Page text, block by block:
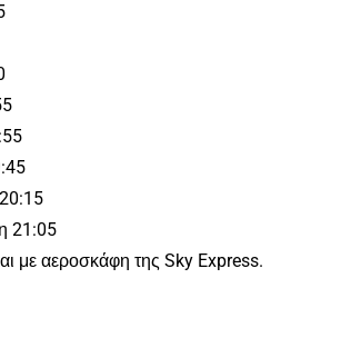
21:05
με αεροσκάφη της Sky Express.